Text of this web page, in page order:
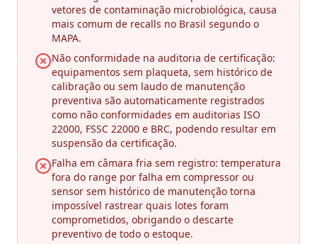
vetores de contaminação microbiológica, causa
mais comum de recalls no Brasil segundo o
MAPA.
Não conformidade na auditoria de certificação:
equipamentos sem plaqueta, sem histórico de
calibração ou sem laudo de manutenção
preventiva são automaticamente registrados
como não conformidades em auditorias ISO
22000, FSSC 22000 e BRC, podendo resultar em
suspensão da certificação.
Falha em câmara fria sem registro: temperatura
fora do range por falha em compressor ou
sensor sem histórico de manutenção torna
impossível rastrear quais lotes foram
comprometidos, obrigando o descarte
preventivo de todo o estoque.